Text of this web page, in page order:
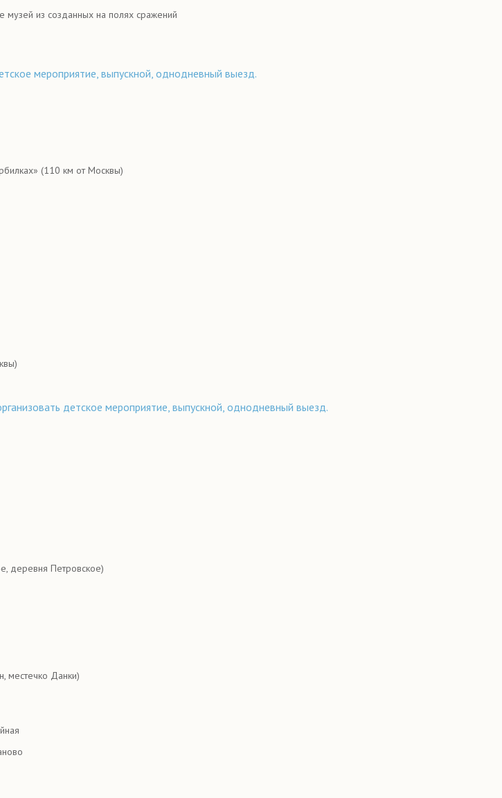
из созданных на полях сражений
мероприятие, выпускной, однодневный выезд.
(110 км от Москвы)
детское мероприятие, выпускной, однодневный выезд.
деревня Петровское)
местечко Данки)